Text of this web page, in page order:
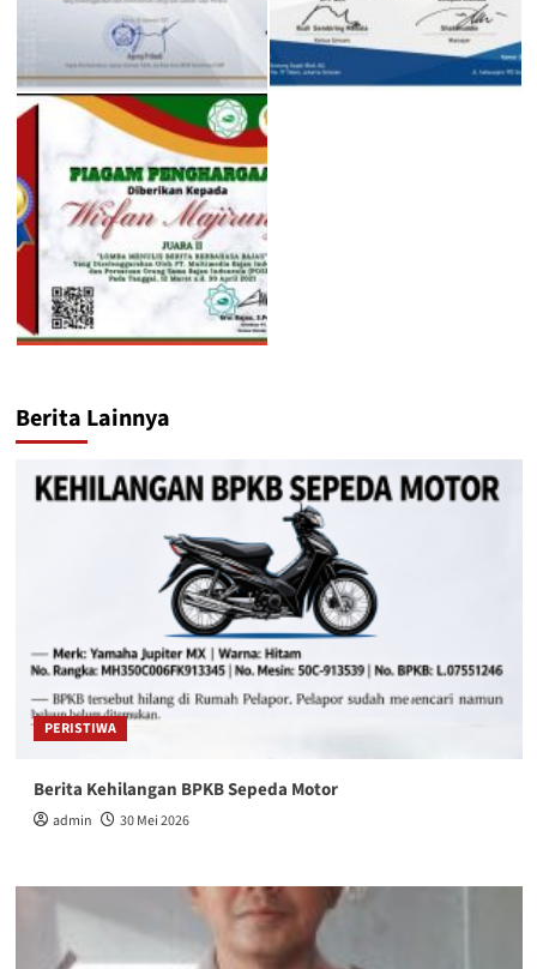
Berita Lainnya
PERISTIWA
Berita Kehilangan BPKB Sepeda Motor
admin 30 Mei 2026